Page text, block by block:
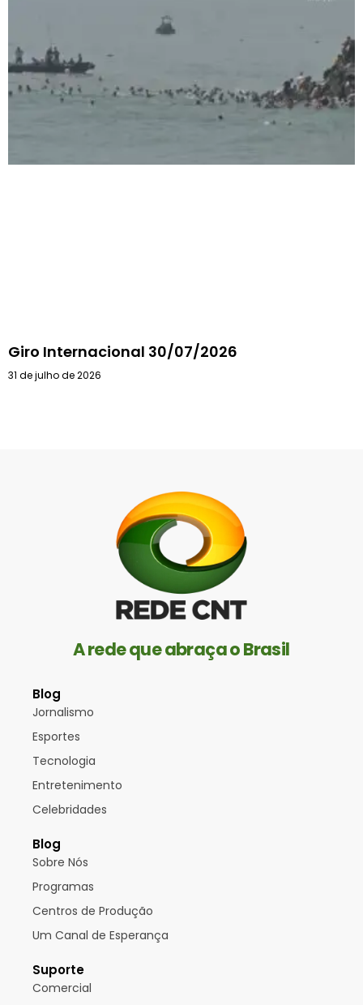
Giro Internacional 30/07/2026
31 de julho de 2026
A rede que abraça o Brasil
Blog
Jornalismo
Esportes
Tecnologia
Entretenimento
Celebridades
Blog
Sobre Nós
Programas
Centros de Produção
Um Canal de Esperança
Suporte
Comercial